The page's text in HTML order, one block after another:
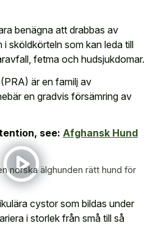
benägna att drabbas av
sköldkörteln som kan leda till
fetma och hudsjukdomar.
är en familj av
en gradvis försämring av
see: Afghansk Hund
norska älghunden rätt hund för
cystor som bildas under
i storlek från små till så